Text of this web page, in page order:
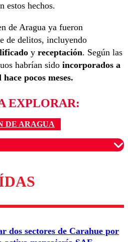
estos hechos.
de Aragua ya fueron
de delitos, incluyendo
y receptación. Según las
habrían sido incorporados a
pocos meses.
EXPLORAR:
DE ARAGUA
para garantizar un
respetuoso.
dos sectores de Carahue por